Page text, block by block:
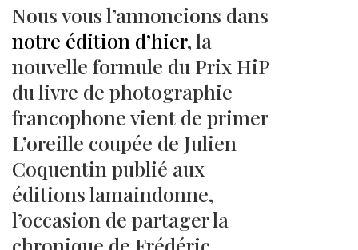
Nous vous l’annoncions dans
notre édition d’hier, la
nouvelle formule du Prix HiP
du livre de photographie
francophone vient de primer
L’oreille coupée de Julien
Coquentin publié aux
éditions lamaindonne,
l’occasion de partager la
chronique de Frédéric